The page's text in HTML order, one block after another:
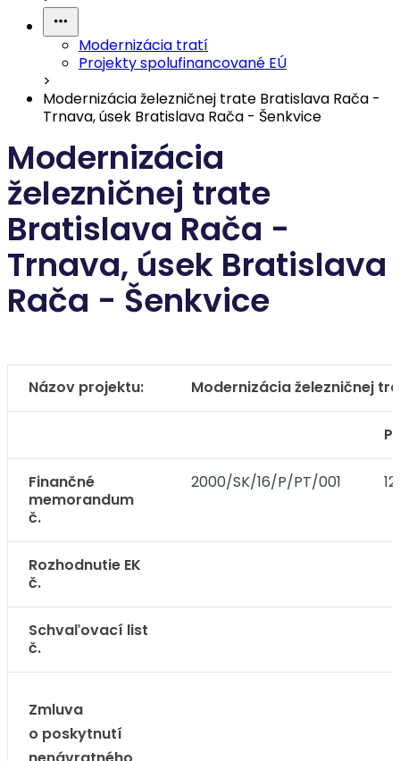
Modernizácia tratí
Projekty spolufinancované EÚ
>
Modernizácia železničnej trate Bratislava Rača -
Trnava, úsek Bratislava Rača - Šenkvice
Modernizácia
železničnej trate
Bratislava Rača -
Trnava, úsek Bratislava
Rača - Šenkvice
Názov projektu: Modernizácia železničnej
Finančné
memorandum
č.
2000/SK/16/P/PT/001
Rozhodnutie EK
č.
Schvaľovací list
č.
Zmluva
o poskytnutí